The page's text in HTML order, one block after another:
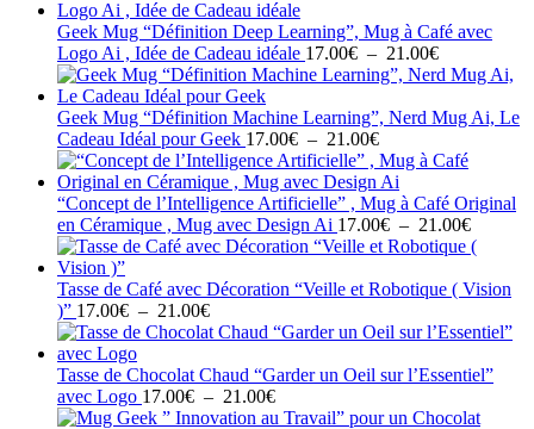
17.00€
à
21.00€
Geek Mug “Définition Deep Learning”, Mug à Café avec
Logo Ai , Idée de Cadeau idéale 17.00€ – 21.00€Plage
de
17.00€
21.00€
Geek Mug “Définition Machine Learning”, Nerd Mug Ai, Le
Cadeau Idéal pour Geek 17.00€ – 21.00€Plage
de
prix :
17.00€
à
21.00€
“Concept de l’Intelligence Artificielle” , Mug à Café Original
en Céramique , Mug avec Design Ai 17.00€ – 21.00€Plage
de
17.00€
21.00€
Tasse de Café avec Décoration “Veille et Robotique ( Vision
)” 17.00€ – 21.00€Plage
de
17.00€
à
21.00€
Tasse de Chocolat Chaud “Garder un Oeil sur l’Essentiel”
avec Logo 17.00€ – 21.00€Plage
de